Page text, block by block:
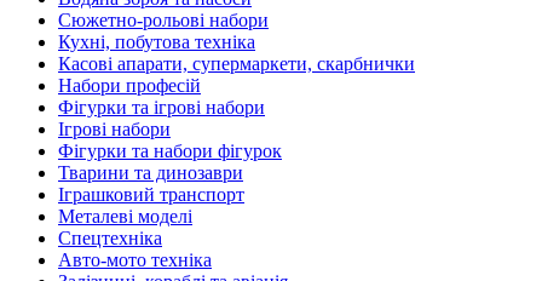
Сюжетно-рольові набори
Кухні, побутова техніка
Касові апарати, супермаркети, скарбнички
Набори професій
Фігурки та ігрові набори
Ігрові набори
Фігурки та набори фігурок
Тварини та динозаври
Іграшковий транспорт
Металеві моделі
Спецтехніка
Авто-мото техніка